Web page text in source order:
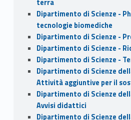
terra
Dipartimento di Scienze -
tecnologie biomediche
Dipartimento di Scienze -
Dipartimento di Scienze -
Dipartimento di Scienze -
Dipartimento di Scienze
Attività aggiuntive per il
Dipartimento di Scienze
Avvisi didattici
Dipartimento di Scienze